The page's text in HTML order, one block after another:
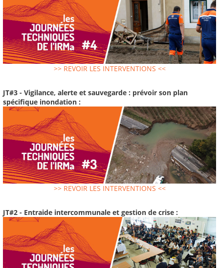
>> REVOIR LES INTERVENTIONS <<
JT#3 - Vigilance, alerte et sauvegarde : prévoir son plan
spécifique inondation :
>> REVOIR LES INTERVENTIONS <<
JT#2 - Entraide intercommunale et gestion de crise :